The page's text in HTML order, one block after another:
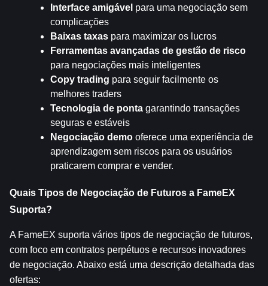
Interface amigável para uma negociação sem
complicações
Baixas taxas para maximizar os lucros
Ferramentas avançadas de gestão de risco
para negociações mais inteligentes
Copy trading para seguir facilmente os
melhores traders
Tecnologia de ponta garantindo transações
seguras e estáveis
Negociação demo oferece uma experiência de
aprendizagem sem riscos para os usuários
praticarem comprar e vender.
Quais Tipos de Negociação de Futuros a FameEX
Suporta?
A FameEX suporta vários tipos de negociação de futuros,
com foco em contratos perpétuos e recursos inovadores
de negociação. Abaixo está uma descrição detalhada das
ofertas: